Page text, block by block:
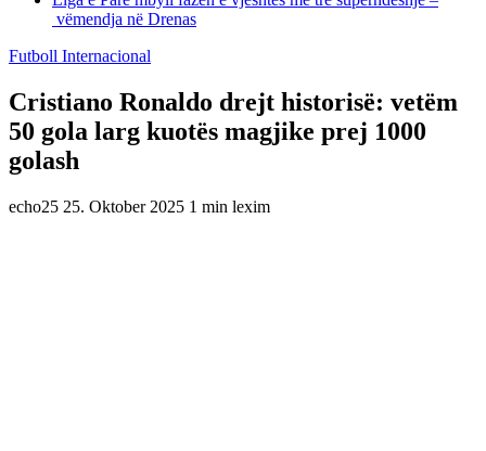
vëmendja në Drenas
Futboll Internacional
Cristiano Ronaldo drejt historisë: vetëm
50 gola larg kuotës magjike prej 1000
golash
echo25 25. Oktober 2025 1 min lexim